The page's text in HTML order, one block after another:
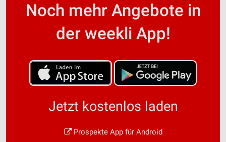
Noch mehr Angebote in
der weekli App!
Jetzt kostenlos laden
Prospekte App für Android